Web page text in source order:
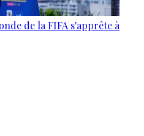
de la FIFA s'apprête à